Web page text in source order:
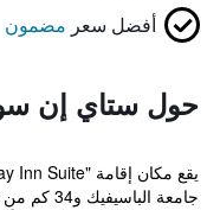
أفضل سعر مضمون
حول ستاي إن
جامعة